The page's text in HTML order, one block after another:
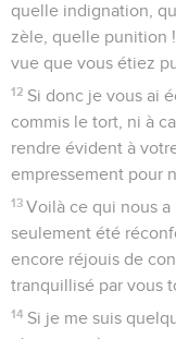
quelle indignation,
zèle, quelle punition
vue que vous étiez
12 Si donc je vous ai
commis le tort, ni à
rendre évident à
empressement pour
13 Voilà ce qui nous a
seulement été
encore réjouis de
tranquillisé par vous
14 Si je me suis